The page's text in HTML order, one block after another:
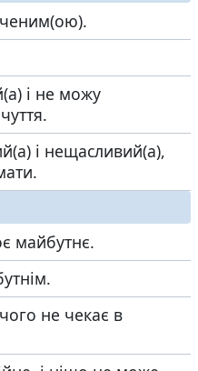
і не можу
і нещасливий(а),
майбутнє.
не чекає в